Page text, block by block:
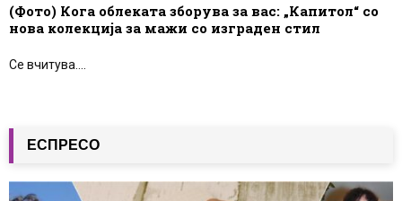
(Фото) Кога облеката зборува за вас: „Капитол“ со
нова колекција за мажи со изграден стил
Се вчитува....
ЕСПРЕСО